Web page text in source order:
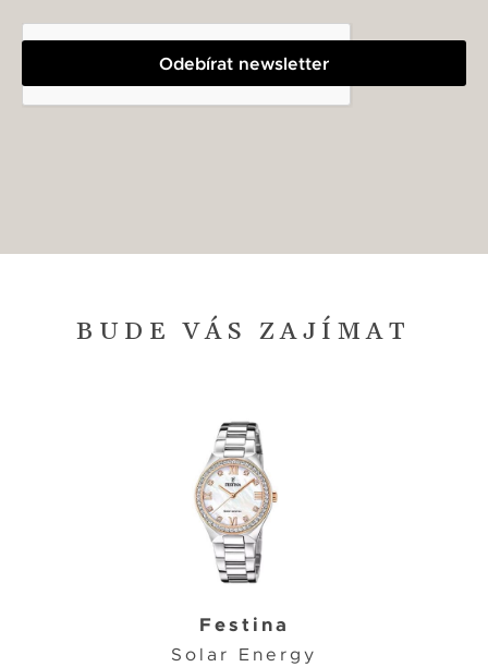
Odebírat newsletter
BUDE VÁS ZAJÍMAT
Festina
Solar Energy